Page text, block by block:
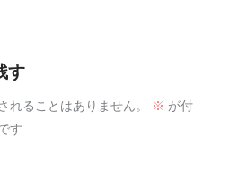
す
れることはありません。 ※ が付
す